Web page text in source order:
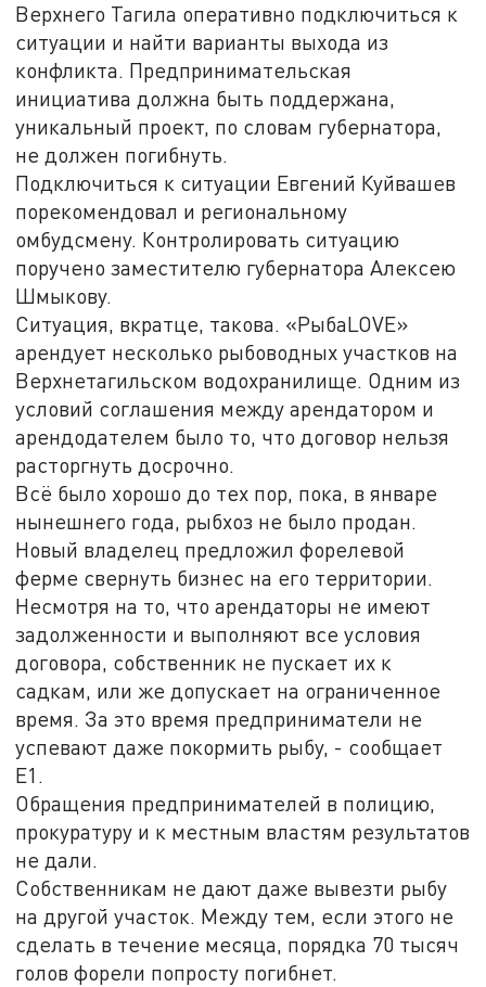
Верхнего Тагила оперативно подключиться к
ситуации и найти варианты выхода из
конфликта. Предпринимательская
инициатива должна быть поддержана,
уникальный проект, по словам губернатора,
не должен погибнуть.
Подключиться к ситуации Евгений Куйвашев
порекомендовал и региональному
омбудсмену. Контролировать ситуацию
поручено заместителю губернатора Алексею
Шмыкову.
Ситуация, вкратце, такова. «РыбаLOVE»
арендует несколько рыбоводных участков на
Верхнетагильском водохранилище. Одним из
условий соглашения между арендатором и
арендодателем было то, что договор нельзя
расторгнуть досрочно.
Всё было хорошо до тех пор, пока, в январе
нынешнего года, рыбхоз не было продан.
Новый владелец предложил форелевой
ферме свернуть бизнес на его территории.
Несмотря на то, что арендаторы не имеют
задолженности и выполняют все условия
договора, собственник не пускает их к
садкам, или же допускает на ограниченное
время. За это время предприниматели не
успевают даже покормить рыбу, - сообщает
Е1.
Обращения предпринимателей в полицию,
прокуратуру и к местным властям результатов
не дали.
Собственникам не дают даже вывезти рыбу
на другой участок. Между тем, если этого не
сделать в течение месяца, порядка 70 тысяч
голов форели попросту погибнет.